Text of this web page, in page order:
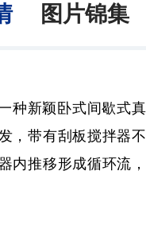
图片锦集
新颖卧式间歇式真
，带有刮板搅拌器
内推移形成循环流